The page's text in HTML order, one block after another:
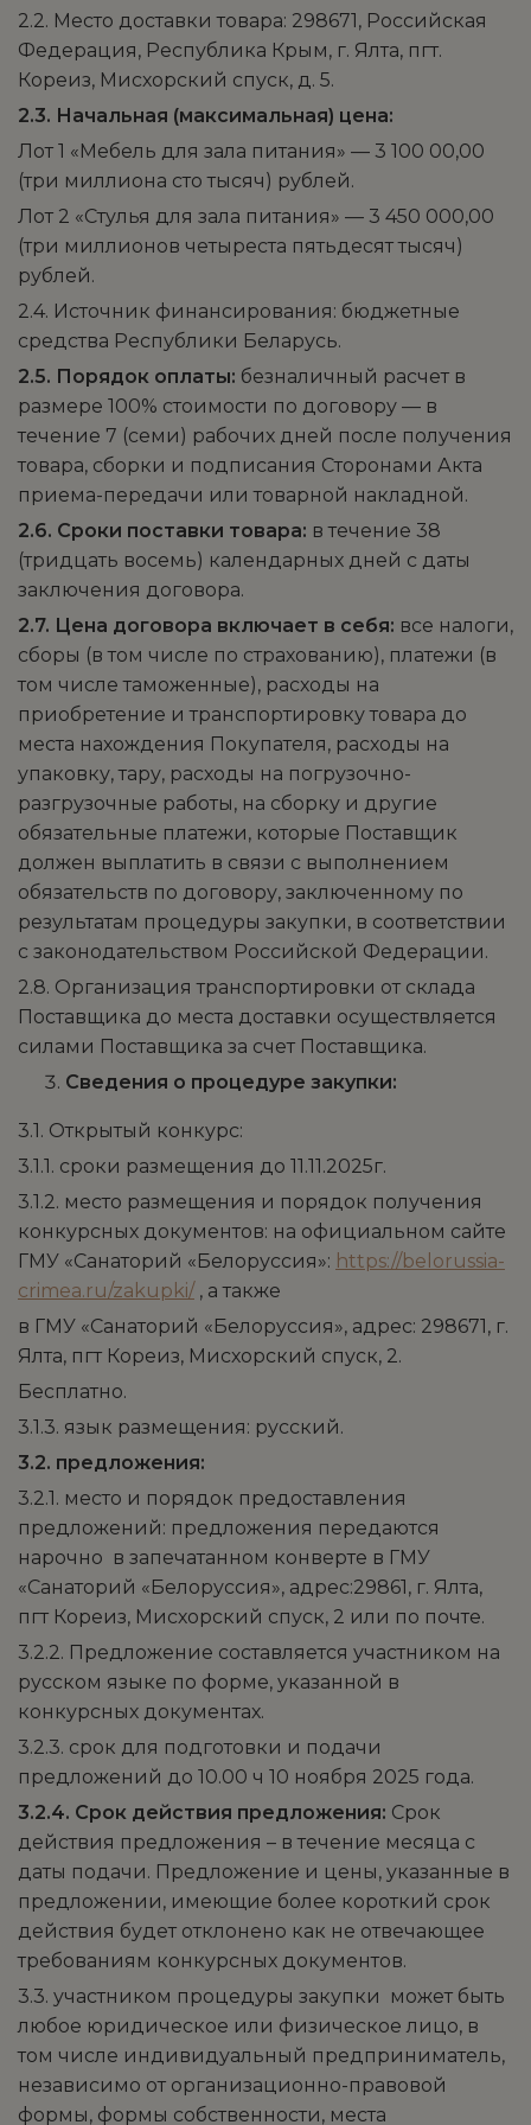
2.2. Место доставки товара: 298671, Российская
Федерация, Республика Крым, г. Ялта, пгт.
Кореиз, Мисхорский спуск, д. 5.
2.3. Начальная (максимальная) цена:
Лот 1 «Мебель для зала питания» — 3 100 00,00
(три миллиона сто тысяч) рублей.
Лот 2 «Стулья для зала питания» — 3 450 000,00
(три миллионов четыреста пятьдесят тысяч)
рублей.
2.4. Источник финансирования: бюджетные
средства Республики Беларусь.
2.5. Порядок оплаты: безналичный расчет в
размере 100% стоимости по договору — в
течение 7 (семи) рабочих дней после получения
товара, сборки и подписания Сторонами Акта
приема-передачи или товарной накладной.
2.6. Сроки поставки товара: в течение 38
(тридцать восемь) календарных дней с даты
заключения договора.
2.7. Цена договора включает в себя: все налоги,
сборы (в том числе по страхованию), платежи (в
том числе таможенные), расходы на
приобретение и транспортировку товара до
места нахождения Покупателя, расходы на
упаковку, тару, расходы на погрузочно-
разгрузочные работы, на сборку и другие
обязательные платежи, которые Поставщик
должен выплатить в связи с выполнением
обязательств по договору, заключенному по
результатам процедуры закупки, в соответствии
с законодательством Российской Федерации.
2.8. Организация транспортировки от склада
Поставщика до места доставки осуществляется
силами Поставщика за счет Поставщика.
Сведения о процедуре закупки:
3.1. Открытый конкурс:
3.1.1. сроки размещения до 11.11.2025г.
3.1.2. место размещения и порядок получения
конкурсных документов: на официальном сайте
ГМУ «Санаторий «Белоруссия»: https://belorussia-
crimea.ru/zakupki/, а также
в ГМУ «Санаторий «Белоруссия», адрес: 298671, г.
Ялта, пгт Кореиз, Мисхорский спуск, 2.
Бесплатно.
3.1.3. язык размещения: русский.
3.2. предложения:
3.2.1. место и порядок предоставления
предложений: предложения передаются
нарочно в запечатанном конверте в ГМУ
«Санаторий «Белоруссия», адрес:29861, г. Ялта,
пгт Кореиз, Мисхорский спуск, 2 или по почте.
3.2.2. Предложение составляется участником на
русском языке по форме, указанной в
конкурсных документах.
3.2.3. срок для подготовки и подачи
предложений до 10.00 ч 10 ноября 2025 года.
3.2.4. Срок действия предложения: Срок
действия предложения – в течение месяца с
даты подачи. Предложение и цены, указанные в
предложении, имеющие более короткий срок
действия будет отклонено как не отвечающее
требованиям конкурсных документов.
3.3. участником процедуры закупки может быть
любое юридическое или физическое лицо, в
том числе индивидуальный предприниматель,
независимо от организационно-правовой
формы, формы собственности, места